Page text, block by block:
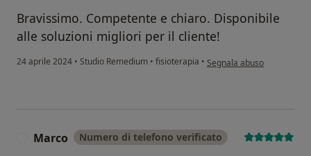
Bravissimo. Competente e chiaro. Disponibile
alle soluzioni migliori per il cliente!
24 aprile 2024 • Studio Remedium • fisioterapia • secondo l'opinione
Segnala abuso
Marco Numero di telefono verificato